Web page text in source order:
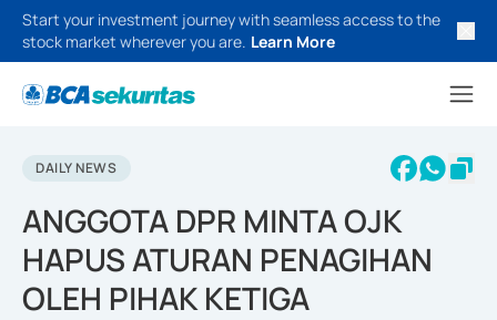
Start your investment journey with seamless access to the
stock market wherever you are. Learn More
DAILY NEWS
ANGGOTA DPR MINTA OJK
HAPUS ATURAN PENAGIHAN
OLEH PIHAK KETIGA